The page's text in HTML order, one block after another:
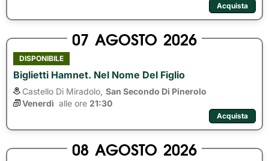
Acquista
07 AGOSTO 2026
DISPONIBILE
Biglietti Hamnet. Nel Nome Del Figlio
Castello Di Miradolo, San Secondo Di Pinerolo
Venerdì alle ore 21:30
Acquista
08 AGOSTO 2026